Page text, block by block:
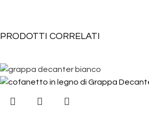
PRODOTTI CORRELATI